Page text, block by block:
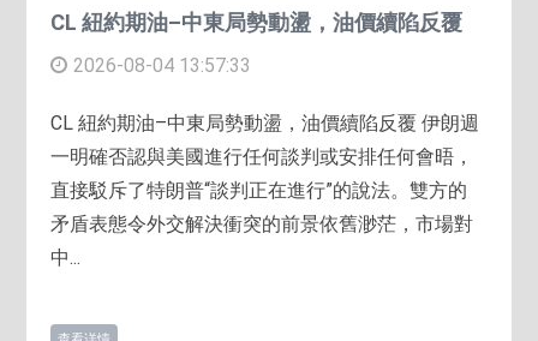
CL 紐約期油–中東局勢動盪，油價續陷反覆
2026-08-04 13:57:33
CL 紐約期油–中東局勢動盪，油價續陷反覆 伊朗週
一明確否認與美國進行任何談判或安排任何會晤，
直接駁斥了特朗普“談判正在進行”的說法。雙方的
矛盾表態令外交解決衝突的前景依舊渺茫，市場對
中...